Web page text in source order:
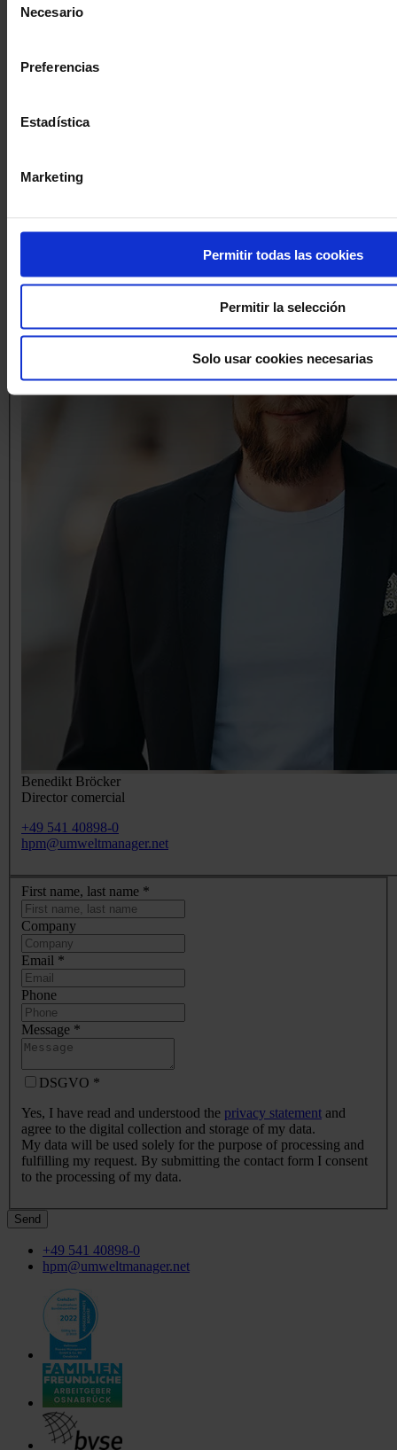
Necesario
Preferencias
Estadística
Marketing
Permitir todas las cookies
Permitir la selección
Solo usar cookies necesarias
Benedikt Bröcker
Director comercial
+49 541 40898-0
hpm@umweltmanager.net
First name, last name *
Company
Email *
Phone
Message *
DSGVO *
Yes, I have read and understood the privacy statement and
agree to the digital collection and storage of my data.
My data will be used solely for the purpose of processing and
fulfilling my request. By submitting the contact form I consent
to the processing of my data.
Send
+49 541 40898-0
hpm@umweltmanager.net